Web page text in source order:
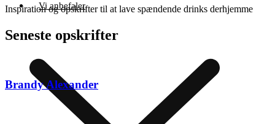
Vi anbefaler
Inspiration og opskrifter til at lave spændende drinks derhjemme
Seneste opskrifter
Brandy Alexander